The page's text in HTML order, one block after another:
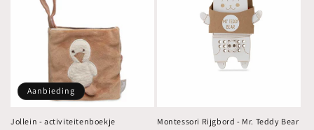
Aanbieding
Jollein - activiteitenboekje Montessori Rijgbord - Mr. Teddy Bear